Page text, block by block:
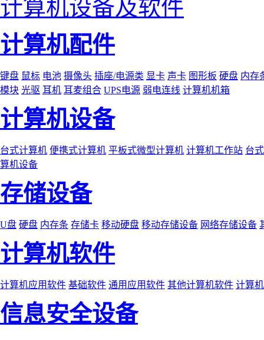
计算机设备及软件
计算机配件
键盘 鼠标 电池 摄像头 插座/电源类 显卡 声卡 图形板 硬盘 内存
模块 光驱 耳机 耳麦组合 UPS电源 弱电连线 计算机机箱
计算机设备
台式计算机 便携式计算机 平板式微型计算机 计算机工作站 台
算机设备
存储设备
U盘 硬盘 内存条 存储卡 移动硬盘 移动存储设备 网络存储设备
计算机软件
计算机应用软件 基础软件 通用应用软件 其他计算机软件 计算
信息安全设备